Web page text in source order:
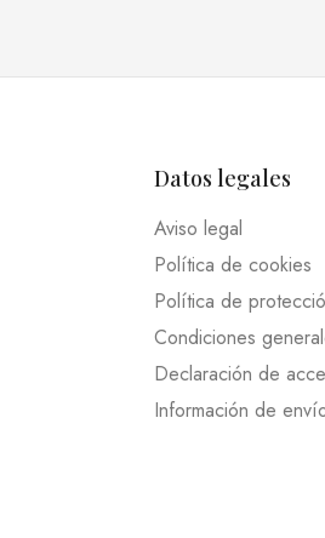
Datos legales
Aviso legal
Política de cookies
Política de
Condiciones
Declaración de
Información de